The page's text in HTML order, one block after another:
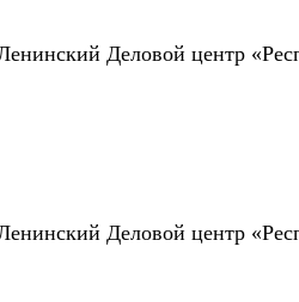
Деловой центр
Деловой центр